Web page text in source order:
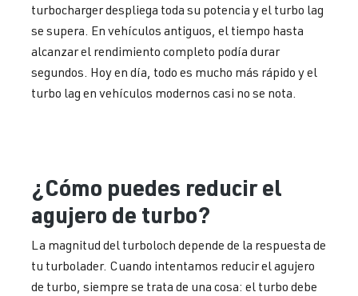
turbocharger despliega toda su potencia y el turbo lag
se supera. En vehículos antiguos, el tiempo hasta
alcanzar el rendimiento completo podía durar
segundos. Hoy en día, todo es mucho más rápido y el
turbo lag en vehículos modernos casi no se nota.
¿Cómo puedes reducir el
agujero de turbo?
La magnitud del turboloch depende de la respuesta de
tu turbolader. Cuando intentamos reducir el agujero
de turbo, siempre se trata de una cosa: el turbo debe